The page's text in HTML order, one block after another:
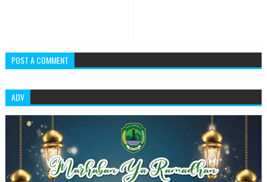
POST A COMMENT
ADV